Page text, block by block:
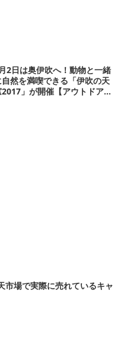
2日は奥伊吹へ！動物と一緒
自然を満喫できる「伊吹の天
2017」が開催【アウトドア通
市場で実際に売れているキャ